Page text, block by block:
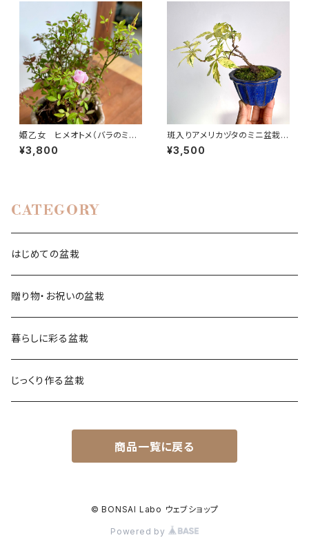
姫乙女 ヒメオトメ（バラのミニ
盆栽）手びねり鉢｜高さ 約18c
m
¥3,800
斑入りアメリカヅタのミニ盆栽｜
高さ 約15cm
¥3,500
CATEGORY
はじめての盆栽
贈り物・お祝いの盆栽
暮らしに彩る盆栽
じっくり作る盆栽
商品一覧に戻る
© BONSAI Labo ウェブショップ
Powered by